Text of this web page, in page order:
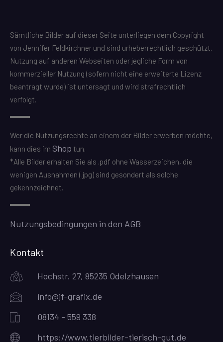
Sämtliche Bilder auf dieser Seite unterliegen dem Copyright
von Jennifer Feldkirchner und sind urheberrechtlich geschützt.
Nutzung auf anderen Webseiten oder jegliche Form von
kommerzieller Nutzung (sofern nicht eine erweiterte Lizenz
beantragt wurde) ist untersagt und wird strafrechtlich
verfolgt.
Wer die Nutzungsrechte an einem der Bilder erwerben möchte,
kann dies im Shop tun.
*Alle Bilder erhalten Sie als .pdf ohne Wasserzeichen, die
wenigen Ausnahmen (.jpg) sind gesondert als solche
gekennzeichnet.
Nutzungsbedingungen in den AGB
Kontakt
Hochstr. 27, 85235 Odelzhausen
info@jf-grafix.de
08134 - 559 338
https://www.tierbilder-tierisch-gut.de